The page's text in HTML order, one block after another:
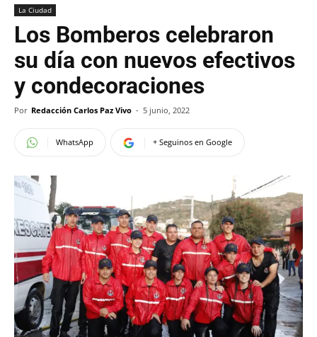
La Ciudad
Los Bomberos celebraron
su día con nuevos efectivos
y condecoraciones
Por Redacción Carlos Paz Vivo - 5 junio, 2022
WhatsApp + Seguinos en Google